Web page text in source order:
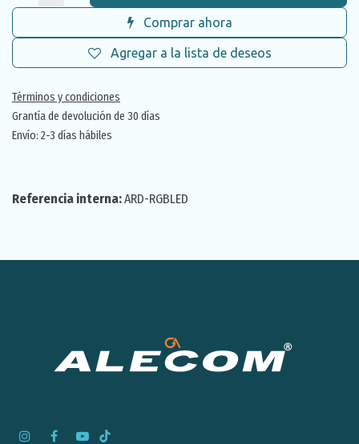
Comprar ahora
Agregar a la lista de deseos
Términos y condiciones
Grantía de devolución de 30 días
Envío: 2-3 días hábiles
Referencia interna:ARD-RGBLED